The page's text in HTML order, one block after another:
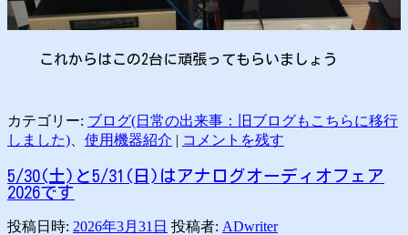
これからはこの2台に頑張ってもらいましょう
カテゴリー: ブログ(日常の出来事：旧ブログもこちらに移行
しました)
使用機器紹介 | コメントを残す
5/30(土)と5/31(日)はアナログオーディオフェア
2026です
投稿日時: 2026年3月31日 投稿者: ADwriter